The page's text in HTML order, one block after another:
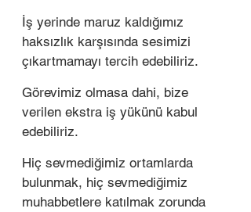
İş yerinde maruz kaldığımız
haksızlık karşısında sesimizi
çıkartmamayı tercih edebiliriz.
Görevimiz olmasa dahi, bize
verilen ekstra iş yükünü kabul
edebiliriz.
Hiç sevmediğimiz ortamlarda
bulunmak, hiç sevmediğimiz
muhabbetlere katılmak zorunda